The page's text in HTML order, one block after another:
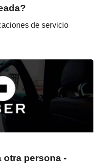
de servicio
otra persona -